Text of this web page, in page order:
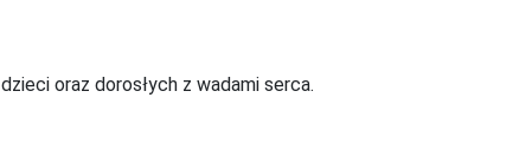
oraz dorosłych z wadami serca.